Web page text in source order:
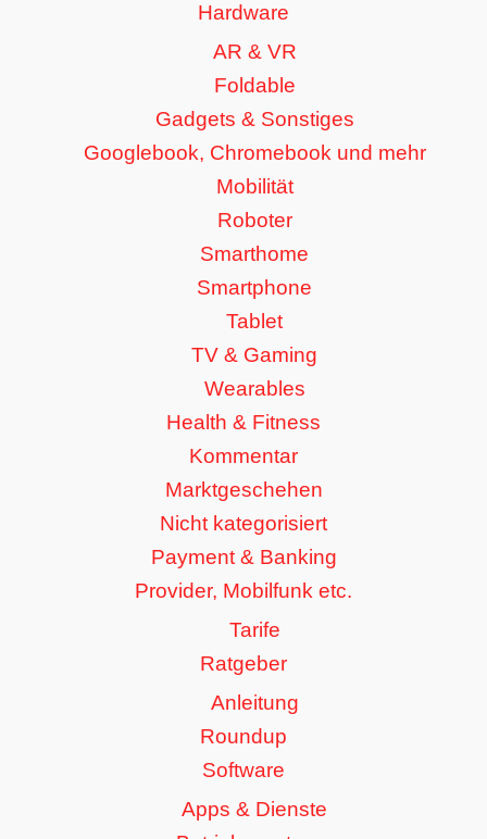
Hardware
AR & VR
Foldable
Gadgets & Sonstiges
Googlebook, Chromebook und mehr
Mobilität
Roboter
Smarthome
Smartphone
Tablet
TV & Gaming
Wearables
Health & Fitness
Kommentar
Marktgeschehen
Nicht kategorisiert
Payment & Banking
Provider, Mobilfunk etc.
Tarife
Ratgeber
Anleitung
Roundup
Software
Apps & Dienste